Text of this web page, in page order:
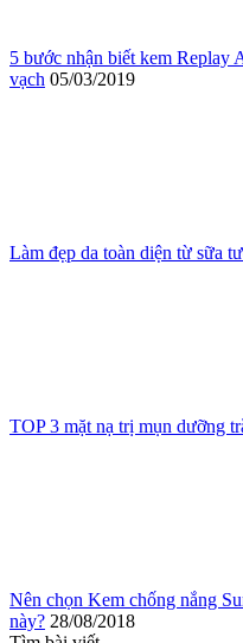
5 bước nhận biết kem Replay
vạch 05/03/2019
Làm đẹp da toàn diện từ sữa
TOP 3 mặt nạ trị mụn dưỡng
Nên chọn Kem chống nắng
này? 28/08/2018